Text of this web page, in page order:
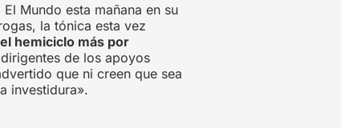
Mundo esta mañana en su
la tónica esta vez
hemiciclo más por
de los apoyos
que ni creen que sea
investidura».